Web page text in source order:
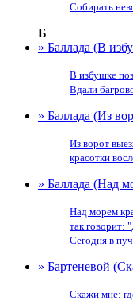
Собирать
Б
» Баллада (В
В избушке
Вдали
» Баллада (Из
Из ворот
красотки
» Баллада (Над
Над морем
так говорит:
Сегодня в
» Бартеневой
Скажи мне: